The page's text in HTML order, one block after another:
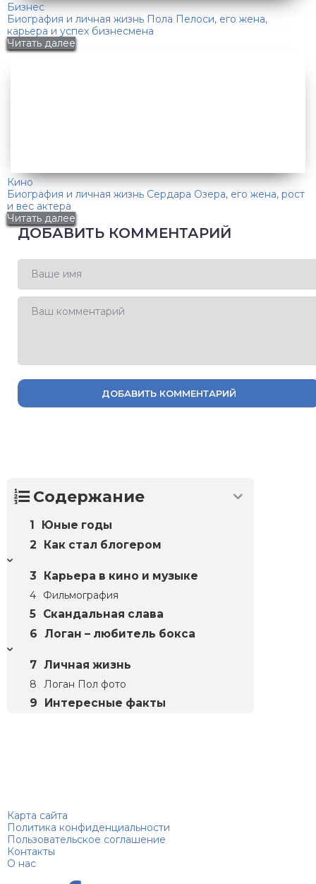
Бизнес
Биография и личная жизнь Пола Пелоси, его жена,
карьера и успех бизнесмена
Читать далее
Кино
Биография и личная жизнь Сердара Озера, его жена, рост
и вес актера
Читать далее
ДОБАВИТЬ КОММЕНТАРИЙ
ДОБАВИТЬ КОММЕНТАРИЙ
Содержание
Юные годы
Как стал блогером
Карьера в кино и музыке
Фильмография
Скандальная слава
Логан – любитель бокса
Личная жизнь
Логан Пол фото
Интересные факты
Карта сайта
Политика конфиденциальности
Пользовательское соглашение
Контакты
О нас